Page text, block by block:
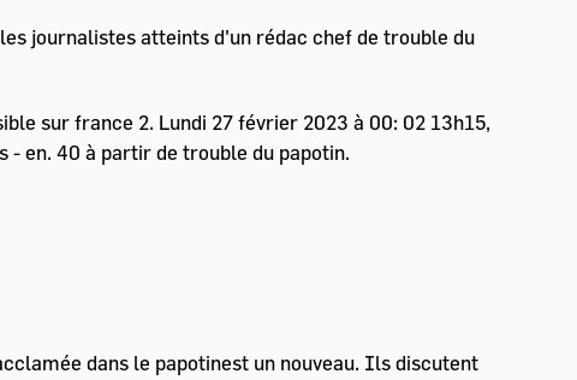
journalistes atteints d'un rédac chef de trouble du
sur france 2. Lundi 27 février 2023 à 00: 02 13h15,
- en. 40 à partir de trouble du papotin.
dans le papotinest un nouveau. Ils discutent